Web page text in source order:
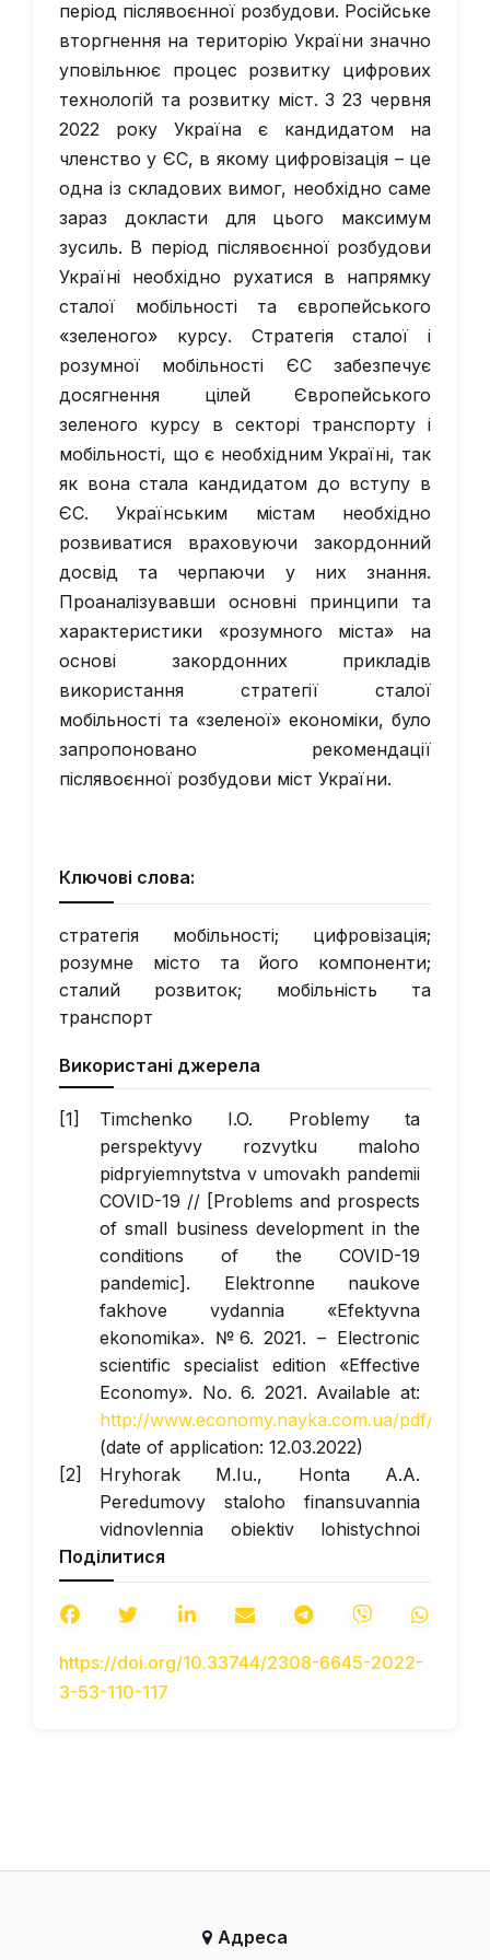
період післявоєнної розбудови. Російське
вторгнення на територію України значно
уповільнює процес розвитку цифрових
технологій та розвитку міст. З 23 червня
2022 року Україна є кандидатом на
членство у ЄС, в якому цифровізація – це
одна із складових вимог, необхідно саме
зараз докласти для цього максимум
зусиль. В період післявоєнної розбудови
Україні необхідно рухатися в напрямку
сталої мобільності та європейського
«зеленого» курсу. Стратегія сталої і
розумної мобільності ЄС забезпечує
досягнення цілей Європейського
зеленого курсу в секторі транспорту і
мобільності, що є необхідним Україні, так
як вона стала кандидатом до вступу в
ЄС. Українським містам необхідно
розвиватися враховуючи закордонний
досвід та черпаючи у них знання.
Проаналізувавши основні принципи та
характеристики «розумного міста» на
основі закордонних прикладів
використання стратегії сталої
мобільності та «зеленої» економіки, було
запропоновано рекомендації
післявоєнної розбудови міст України.
Ключові слова:
стратегія мобільності; цифровізація;
розумне місто та його компоненти;
сталий розвиток; мобільність та
транспорт
Використані джерела
Timchenko I.O. Problemy ta
perspektyvy rozvytku maloho
pidpryiemnytstva v umovakh pandemii
COVID-19 // [Problems and prospects
of small business development in the
conditions of the COVID-19
pandemic]. Elektronne naukove
fakhove vydannia «Efektyvna
ekonomika». №6. 2021. – Electronic
scientific specialist edition «Effective
Economy». No. 6. 2021. Available at:
http://www.economy.nayka.com.ua/pdf/
(date of application: 12.03.2022)
Hryhorak M.Iu., Honta A.A.
Peredumovy staloho finansuvannia
vidnovlennia obiektiv lohistychnoi
infrastruktury u povoiennyi period //
[Prerequisites for sustainable
financing of restoration of logistics
period]. Tezy dopovidei XIV
Mizhnarodnoi naukovo-praktychnoi
[European Business Association].
Поділитися
https://doi.org/10.33744/2308-6645-2022-
3-53-110-117
Адреса